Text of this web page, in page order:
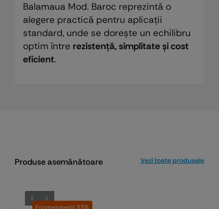
Balamaua Mod. Baroc reprezintă o
alegere practică pentru aplicații
standard, unde se dorește un echilibru
optim între rezistență, simplitate și cost
eficient.
Produse asemănătoare Vezi toate produsele
Economiseşti 33%